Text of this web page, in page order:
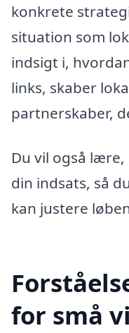
konkrete
situation som
indsigt i,
links, skaber
partnerskaber,
Du vil også
din indsats, så
kan justere
for små